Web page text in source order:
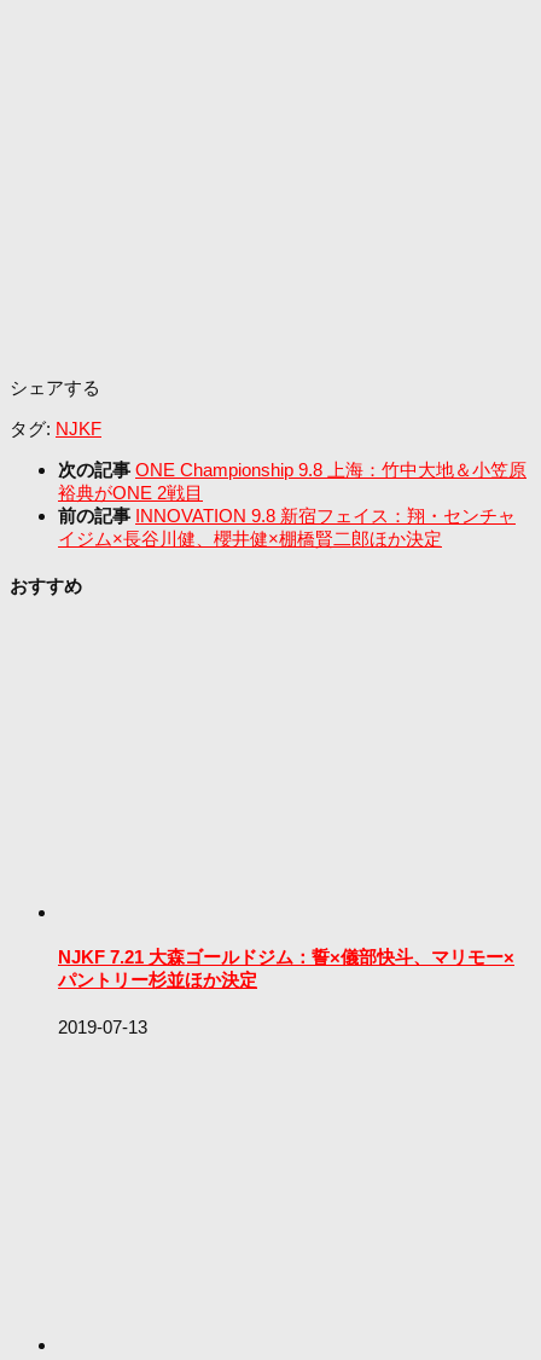
シェアする
タグ: NJKF
次の記事 ONE Championship 9.8 上海：竹中大地＆小笠原
裕典がONE 2戦目
前の記事 INNOVATION 9.8 新宿フェイス：翔・センチャ
イジム×長谷川健、櫻井健×棚橋賢二郎ほか決定
おすすめ
NJKF 7.21 大森ゴールドジム：誓×儀部快斗、マリモー×
パントリー杉並ほか決定
2019-07-13